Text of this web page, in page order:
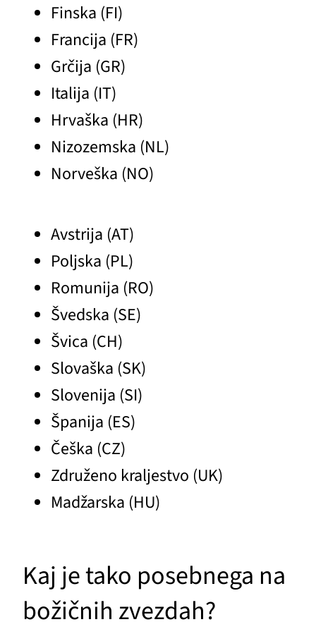
Finska (FI)
Francija (FR)
Grčija (GR)
Italija (IT)
Hrvaška (HR)
Nizozemska (NL)
Norveška (NO)
Avstrija (AT)
Poljska (PL)
Romunija (RO)
Švedska (SE)
Švica (CH)
Slovaška (SK)
Slovenija (SI)
Španija (ES)
Češka (CZ)
Združeno kraljestvo (UK)
Madžarska (HU)
Kaj je tako posebnega na
božičnih zvezdah?